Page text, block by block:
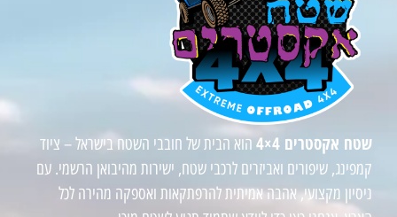
שטח אקסטרים 4×4
הוא הבית של חובבי השטח בישראל – ציוד
קמפינג, שיפורים ואביזרים לרכבי שטח, ישירות מהיבואן הרשמי. עם
ניסיון מקצועי, אהבה אמיתית להרפתקאות ואספקה מהירה לכל